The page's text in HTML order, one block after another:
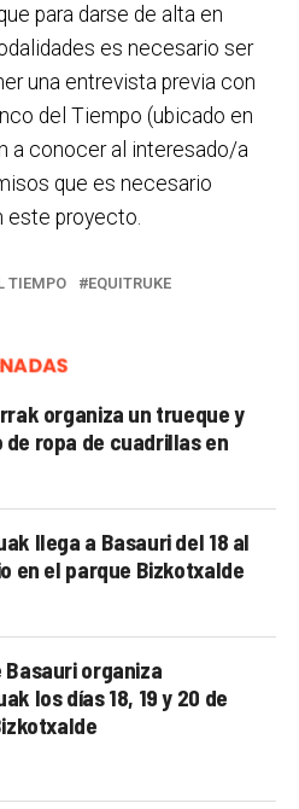
para darse de alta en
es necesario ser
una entrevista previa con
del Tiempo (ubicado en
a conocer al interesado/a
que es necesario
este proyecto.
TIEMPO EQUITRUKE
organiza un trueque y
ropa de cuadrillas en
llega a Basauri del 18 al
en el parque Bizkotxalde
Basauri organiza
los días 18, 19 y 20 de